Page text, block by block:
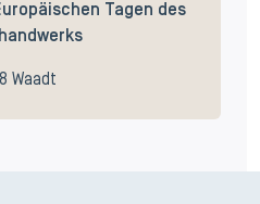
Tagen des
Waadt